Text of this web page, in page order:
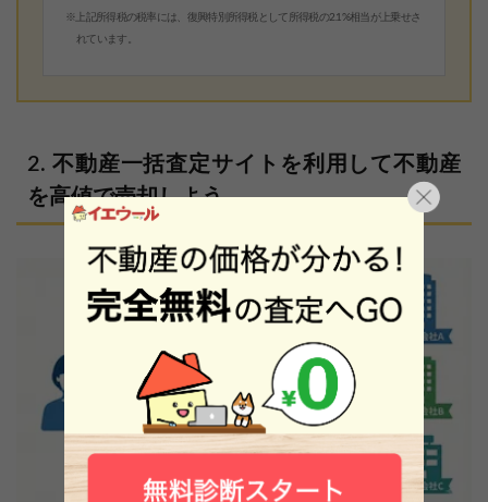
※上記所得税の税率には、復興特別所得税として所得税の2.1%相当が上乗せさ
れています。
不動産一括査定サイトを利用して不動産
を高値で売却しよう